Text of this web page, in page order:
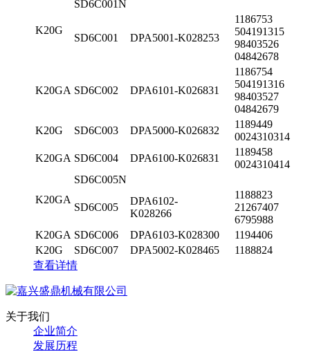
K20G
SD6C001N
SD6C001 DPA5001-K028253
1186753
504191315
98403526
04842678
K20GA SD6C002 DPA6101-K026831
1186754
504191316
98403527
04842679
K20G
SD6C003 DPA5000-K026832
1189449
0024310314
K20GA SD6C004 DPA6100-K026831
1189458
0024310414
K20GA
SD6C005N
SD6C005
DPA6102-
K028266
1188823
21267407
6795988
K20GA SD6C006 DPA6103-K028300
1194406
K20G
SD6C007 DPA5002-K028465
1188824
查看详情
关于我们
企业简介
发展历程